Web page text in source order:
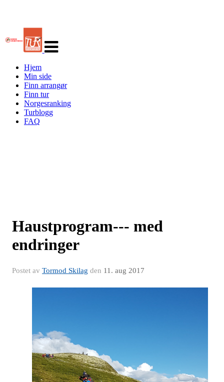
navigasjon
Hjem
Min side
Finn arrangør
Finn tur
Norgesranking
Turblogg
FAQ
Haustprogram--- med
endringer
Postet av Tormod Skilag den 11. aug 2017